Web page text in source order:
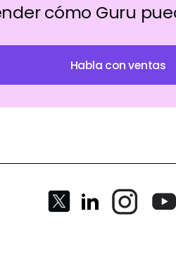
cómo Guru
Habla con ventas